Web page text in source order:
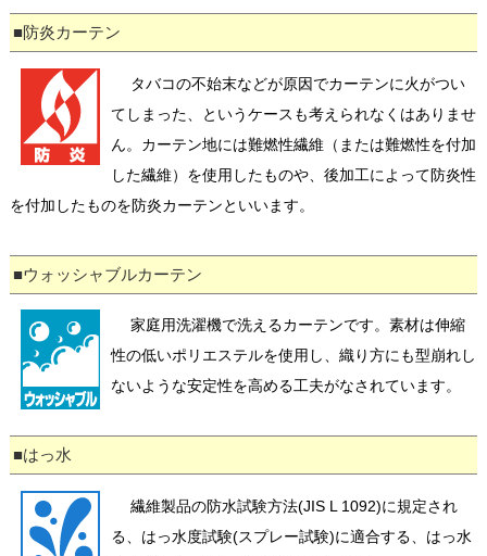
■防炎カーテン
タバコの不始末などが原因でカーテンに火がつい
てしまった、というケースも考えられなくはありませ
ん。カーテン地には難燃性繊維（または難燃性を付加
した繊維）を使用したものや、後加工によって防炎性
を付加したものを防炎カーテンといいます。
■ウォッシャブルカーテン
家庭用洗濯機で洗えるカーテンです。素材は伸縮
性の低いポリエステルを使用し、織り方にも型崩れし
ないような安定性を高める工夫がなされています。
■はっ水
繊維製品の防水試験方法(JIS L 1092)に規定され
る、はっ水度試験(スプレー試験)に適合する、はっ水